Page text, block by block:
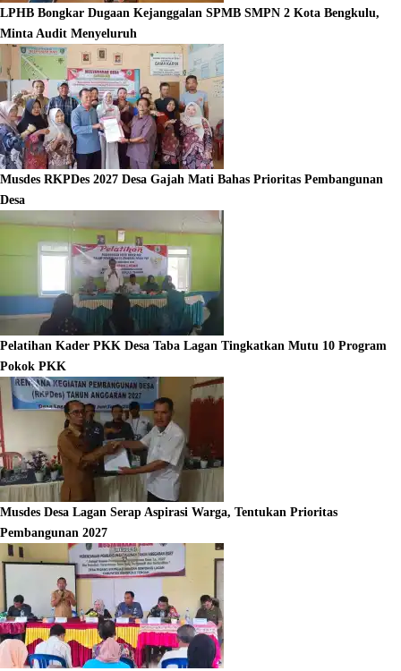
LPHB Bongkar Dugaan Kejanggalan SPMB SMPN 2 Kota Bengkulu,
Minta Audit Menyeluruh
Musdes RKPDes 2027 Desa Gajah Mati Bahas Prioritas Pembangunan
Desa
Pelatihan Kader PKK Desa Taba Lagan Tingkatkan Mutu 10 Program
Pokok PKK
Musdes Desa Lagan Serap Aspirasi Warga, Tentukan Prioritas
Pembangunan 2027